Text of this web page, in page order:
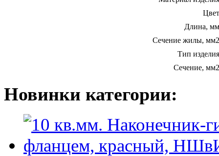
Длина,
Сечение жилы,
Тип
Сечение,
Новинки категории: